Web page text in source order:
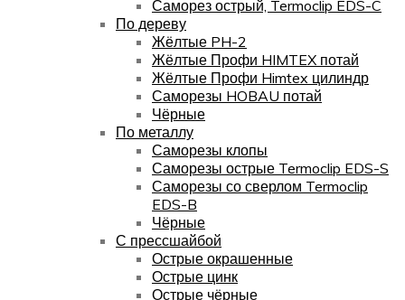
Саморез острый, Termoclip EDS-C
По дереву
Жёлтые PH-2
Жёлтые Профи HIMTEX потай
Жёлтые Профи Himtex цилиндр
Саморезы HOBAU потай
Чёрные
По металлу
Саморезы клопы
Саморезы острые Termoclip EDS-S
Саморезы со сверлом Termoclip
EDS-B
Чёрные
С прессшайбой
Острые окрашенные
Острые цинк
Острые чёрные